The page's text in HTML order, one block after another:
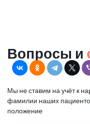
Вопросы и
Мы не ставим на учёт к
фамилии наших
положение